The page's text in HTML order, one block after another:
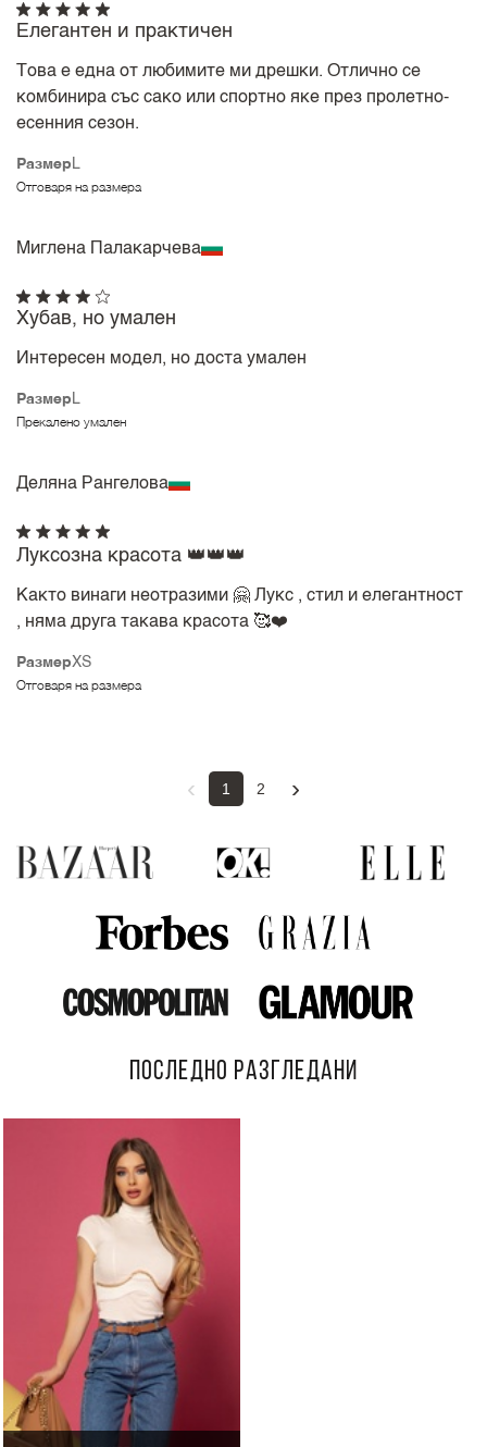
Размер L
Отговаря на размера
Елегантен и практичен
Това е една от любимите ми дрешки. Отлично се
комбинира със сако или спортно яке през пролетно-
есенния сезон.
Миглена Палакарчева
Размер L
Прекалено умален
Хубав, но умален
Интересен модел, но доста умален
Деляна Рангелова
РазмерXS
Отговаря на размера
Луксозна красота 👑👑👑
Както винаги неотразими 🤗 Лукс , стил и елегантност
, няма друга такава красота 🥰❤️
‹ 1 2 ›
ПОСЛЕДНО РАЗГЛЕДАНИ